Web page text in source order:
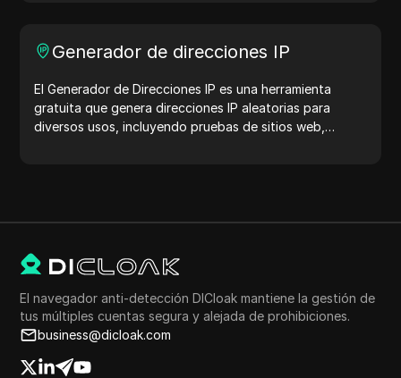
Generador de direcciones IP
El Generador de Direcciones IP es una herramienta
gratuita que genera direcciones IP aleatorias para
diversos usos, incluyendo pruebas de sitios web,
geolocalización, verificaciones de privacidad y más.
desarrollo: ¡genera direcciones IP ahora!
El navegador anti-detección DICloak mantiene la gestión de
tus múltiples cuentas segura y alejada de prohibiciones.
business@dicloak.com